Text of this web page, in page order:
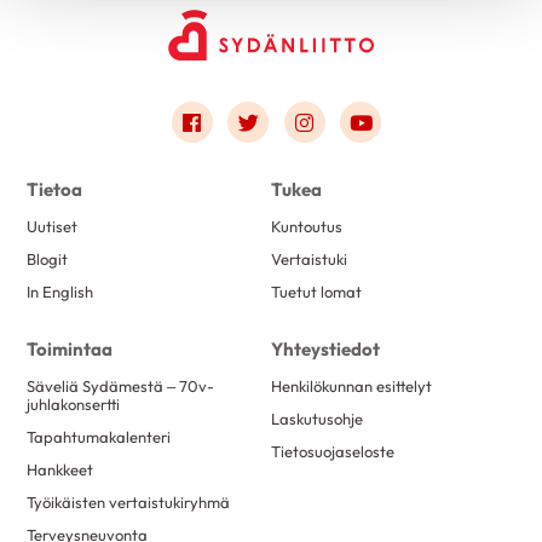
Link to facebook
Link to twitter
Link to instagram
Link to youtube
Tietoa
Uutiset
Blogit
In English
Tukea
Kuntoutus
Vertaistuki
Tuetut lomat
Toimintaa
Säveliä Sydämestä – 70v-
juhlakonsertti
Tapahtumakalenteri
Hankkeet
Työikäisten vertaistukiryhmä
Terveysneuvonta
Yhteystiedot
Henkilökunnan esittelyt
Laskutusohje
Tietosuojaseloste